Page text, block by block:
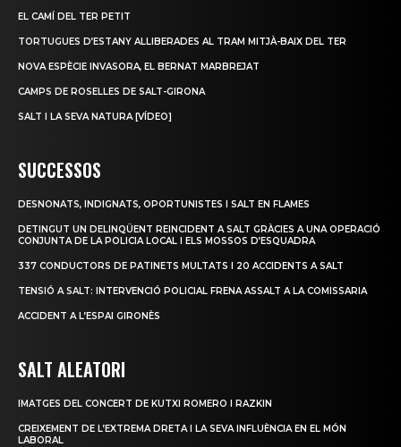
EL CAMÍ DEL TER PETIT
TORTUGUES D’ESTANY ALLIBERADES AL TRAM MITJÀ-BAIX DEL TER
NOVA ESPÈCIE INVASORA, EL BERNAT MARBREJAT
CAMPS DE ROSELLES DE SALT-GIRONA
SALT I LA SEVA NATURA [VÍDEO]
SUCCESSOS
DESNONATS, INDIGNATS, OPORTUNISTES I SALT EN FLAMES
DETINGUT UN DELINQÜENT REINCIDENT A SALT GRÀCIES A UNA OPERACIÓ
CONJUNTA DE LA POLICIA LOCAL I ELS MOSSOS D’ESQUADRA
337 CONDUCTORS DE PATINETS MULTATS I 20 ACCIDENTS A SALT
TENSIÓ A SALT: INTERVENCIÓ POLICIAL FRENA ASSALT A LA COMISSARIA
ACCIDENT A L’ESPAI GIRONÈS
SALT ALEATORI
IMATGES DEL CONCERT DE KUTXI ROMERO I RAZKIN
CREIXEMENT DE L’EXTREMA DRETA I LA SEVA INFLUÈNCIA EN EL MÓN
LABORAL